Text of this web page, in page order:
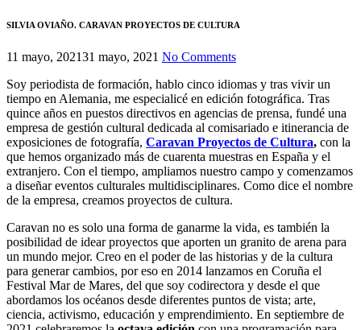
SILVIA OVIAÑO. CARAVAN PROYECTOS DE CULTURA
11 mayo, 202131 mayo, 2021 No Comments
Soy periodista de formación, hablo cinco idiomas y tras vivir un
tiempo en Alemania, me especialicé en edición fotográfica. Tras
quince años en puestos directivos en agencias de prensa, fundé una
empresa de gestión cultural dedicada al comisariado e itinerancia de
exposiciones de fotografía, Caravan Proyectos de Cultura, con la
que hemos organizado más de cuarenta muestras en España y el
extranjero. Con el tiempo, ampliamos nuestro campo y comenzamos
a diseñar eventos culturales multidisciplinares. Como dice el nombre
de la empresa, creamos proyectos de cultura.
Caravan no es solo una forma de ganarme la vida, es también la
posibilidad de idear proyectos que aporten un granito de arena para
un mundo mejor. Creo en el poder de las historias y de la cultura
para generar cambios, por eso en 2014 lanzamos en Coruña el
Festival Mar de Mares, del que soy codirectora y desde el que
abordamos los océanos desde diferentes puntos de vista; arte,
ciencia, activismo, educación y emprendimiento. En septiembre de